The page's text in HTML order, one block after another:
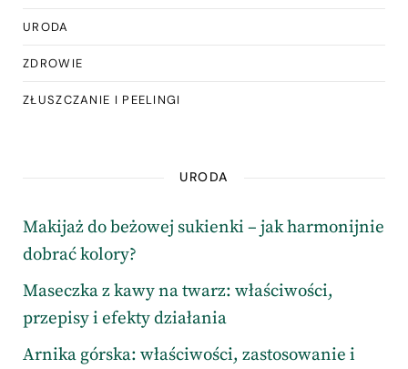
URODA
ZDROWIE
ZŁUSZCZANIE I PEELINGI
URODA
Makijaż do beżowej sukienki – jak harmonijnie
dobrać kolory?
Maseczka z kawy na twarz: właściwości,
przepisy i efekty działania
Arnika górska: właściwości, zastosowanie i